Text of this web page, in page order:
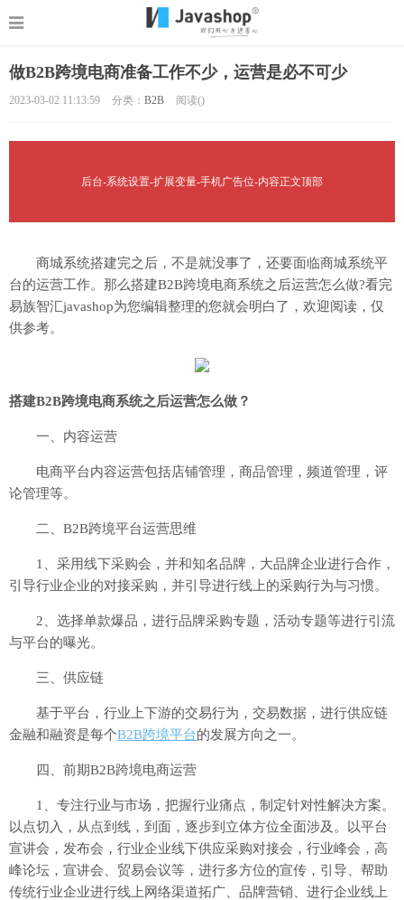
做B2B跨境电商准备工作不少，运营是必不可少
2023-03-02 11:13:59 分类： B2B 阅读()
后台-系统设置-扩展变量-手机广告位-内容正文顶部
商城系统搭建完之后，不是就没事了，还要面临商城系统平
台的运营工作。那么搭建B2B跨境电商系统之后运营怎么做?看完
易族智汇javashop为您编辑整理的您就会明白了，欢迎阅读，仅
供参考。
搭建B2B跨境电商系统之后运营怎么做？
一、内容运营
电商平台内容运营包括店铺管理，商品管理，频道管理，评
论管理等。
二、B2B跨境平台运营思维
1、采用线下采购会，并和知名品牌，大品牌企业进行合作，
引导行业企业的对接采购，并引导进行线上的采购行为与习惯。
2、选择单款爆品，进行品牌采购专题，活动专题等进行引流
与平台的曝光。
三、供应链
基于平台，行业上下游的交易行为，交易数据，进行供应链
金融和融资是每个B2B跨境平台的发展方向之一。
四、前期B2B跨境电商运营
1、专注行业与市场，把握行业痛点，制定针对性解决方案。
以点切入，从点到线，到面，逐步到立体方位全面涉及。以平台
宣讲会，发布会，行业企业线下供应采购对接会，行业峰会，高
峰论坛，宣讲会、贸易会议等，进行多方位的宣传，引导、帮助
传统行业企业进行线上网络渠道拓广、品牌营销、进行企业线上